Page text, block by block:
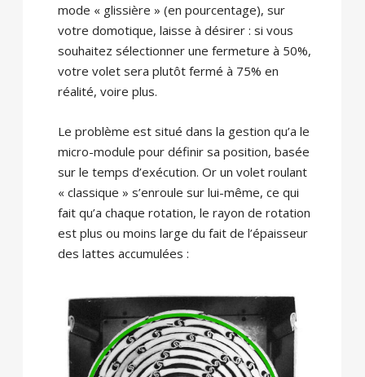
mode « glissière » (en pourcentage), sur
votre domotique, laisse à désirer : si vous
souhaitez sélectionner une fermeture à 50%,
votre volet sera plutôt fermé à 75% en
réalité, voire plus.
Le problème est situé dans la gestion qu’a le
micro-module pour définir sa position, basée
sur le temps d’exécution. Or un volet roulant
« classique » s’enroule sur lui-même, ce qui
fait qu’a chaque rotation, le rayon de rotation
est plus ou moins large du fait de l’épaisseur
des lattes accumulées :